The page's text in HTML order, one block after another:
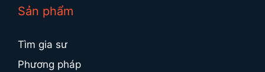
Sản phẩm
Tìm gia sư
Phương pháp